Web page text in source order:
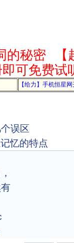
的秘密
可免费试
【给力】手机恒星
误区
忆的特点